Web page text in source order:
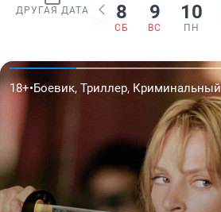
ДРУГАЯ ДАТА 8
СБ
9
ВС
10
ПН
12+•Драма, История, Авторское кино